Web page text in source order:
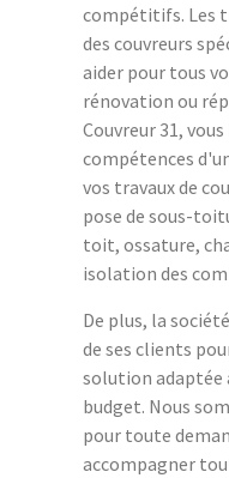
compétitifs. Les
des couvreurs
aider pour tous
rénovation ou
Couvreur 31,
compétences
vos travaux de
pose de sous-
toit, ossature,
isolation des
De plus, la
de ses clients
solution adaptée
budget. Nous
pour toute
accompagner